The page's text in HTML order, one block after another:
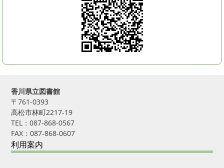
香川県立図書館
〒761-0393
高松市林町2217-19
TEL：087-868-0567
FAX：087-868-0607
利用案内